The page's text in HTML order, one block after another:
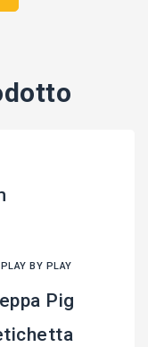
PLAY BY PLAY
Pig